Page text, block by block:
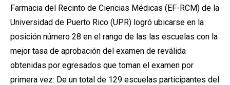
Farmacia del Recinto de Ciencias Médicas (EF-RCM) de la
Universidad de Puerto Rico (UPR) logró ubicarse en la
posición número 28 en el rango de las las escuelas con la
mejor tasa de aprobación del examen de reválida
obtenidas por egresados que toman el examen por
primera vez: De un total de 129 escuelas participantes del